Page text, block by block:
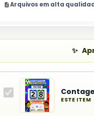
Arquivos em alta
Produto
ESTE ITEM